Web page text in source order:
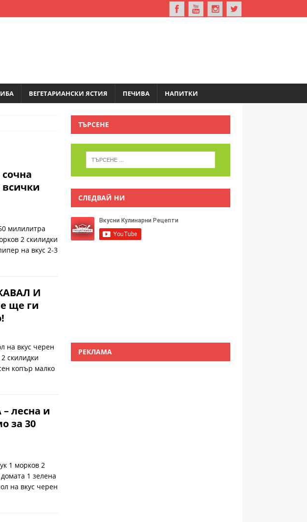
ВЕГЕТАРИАНСКИ ЯСТИЯ ПЕЧИВА НАПИТКИ
всички
милилитра
2 скилидки
на вкус 2-3
И
ще ги
на вкус черен
скилидки
копър малко
лесна и
за 30
1 морков 2
1 зелена
на вкус черен
ТЪРСЕНЕ
СЛЕДВАЙ НИ
РЕКЛАМА